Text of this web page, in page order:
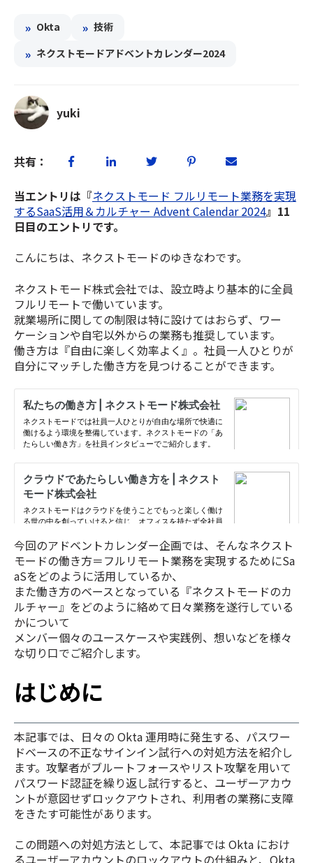
» Okta » 技術
» ネクストモードアドベントカレンダー2024
yuki
共有：
当エントリは『ネクストモード フルリモート業務を実現
するSaaS活用＆カルチャー Advent Calendar 2024』11
日目のエントリです。
こんにちは、ネクストモードのゆきなわです。
ネクストモード株式会社では、設立時より基本的に全員
フルリモートで働いています。
就業場所に関しての制限は特に設けてはおらず、ワー
ケーションや自宅以外からの業務も推奨しています。
働き方は『自由に楽しく効率よく』。社員一人ひとりが
自分にマッチした働き方を見つけることができます。
今回のアドベントカレンダー企画では、そんなネクスト
モードの働き方＝フルリモート業務を実現するためにSa
aSをどのように活用しているか、
また働き方のベースとなっている『ネクストモードのカ
ルチャー』をどのように絡めて日々業務を遂行している
かについて
メンバー個々のユースケースや実践例、想いなどを様々
な切り口でご紹介します。
はじめに
本記事では、日々の Okta 運用時に発生する、パスワー
ドベースの不正なサインイン試行への対処方法を紹介し
ます。攻撃者がブルートフォースやリスト攻撃を用いて
パスワード認証を繰り返し試行すると、ユーザーアカウ
ントが意図せずロックアウトされ、利用者の業務に支障
をきたす可能性があります。
この問題への対処方法として、本記事では Okta におけ
るユーザーアカウントのロックアウトの仕組みと、Okta